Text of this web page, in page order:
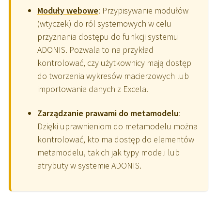
Moduły webowe: Przypisywanie modułów
(wtyczek) do ról systemowych w celu
przyznania dostępu do funkcji systemu
ADONIS. Pozwala to na przykład
kontrolować, czy użytkownicy mają dostęp
do tworzenia wykresów macierzowych lub
importowania danych z Excela.
Zarządzanie prawami do metamodelu:
Dzięki uprawnieniom do metamodelu można
kontrolować, kto ma dostęp do elementów
metamodelu, takich jak typy modeli lub
atrybuty w systemie ADONIS.